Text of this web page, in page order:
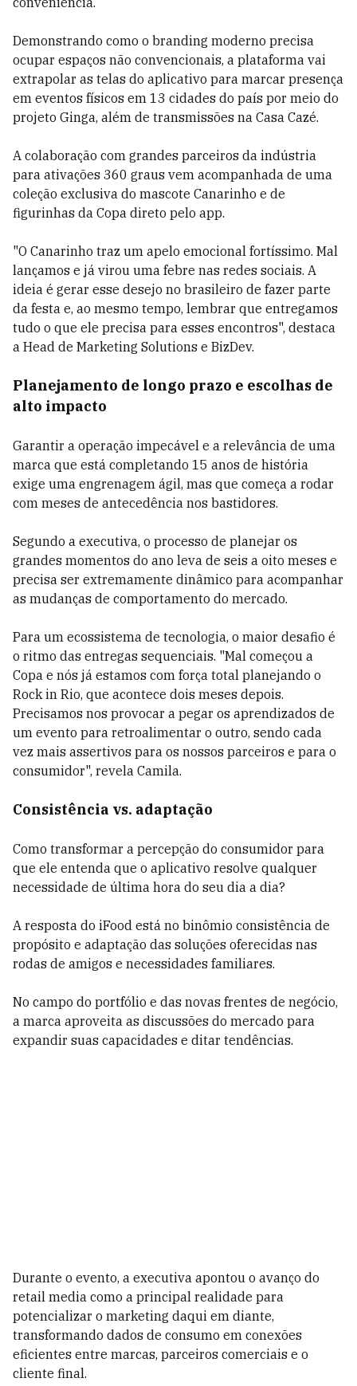
Demonstrando como o branding moderno precisa
ocupar espaços não convencionais, a plataforma vai
extrapolar as telas do aplicativo para marcar presença
em eventos físicos em 13 cidades do país por meio do
projeto Ginga, além de transmissões na Casa Cazé.
A colaboração com grandes parceiros da indústria
para ativações 360 graus vem acompanhada de uma
coleção exclusiva do mascote Canarinho e de
figurinhas da Copa direto pelo app.
"O Canarinho traz um apelo emocional fortíssimo. Mal
lançamos e já virou uma febre nas redes sociais. A
ideia é gerar esse desejo no brasileiro de fazer parte
da festa e, ao mesmo tempo, lembrar que entregamos
tudo o que ele precisa para esses encontros", destaca
a Head de Marketing Solutions e BizDev.
Planejamento de longo prazo e escolhas de
alto impacto
Garantir a operação impecável e a relevância de uma
marca que está completando 15 anos de história
exige uma engrenagem ágil, mas que começa a rodar
com meses de antecedência nos bastidores.
Segundo a executiva, o processo de planejar os
grandes momentos do ano leva de seis a oito meses e
precisa ser extremamente dinâmico para acompanhar
as mudanças de comportamento do mercado.
Para um ecossistema de tecnologia, o maior desafio é
o ritmo das entregas sequenciais. "Mal começou a
Copa e nós já estamos com força total planejando o
Rock in Rio, que acontece dois meses depois.
Precisamos nos provocar a pegar os aprendizados de
um evento para retroalimentar o outro, sendo cada
vez mais assertivos para os nossos parceiros e para o
consumidor", revela Camila.
Consistência vs. adaptação
Como transformar a percepção do consumidor para
que ele entenda que o aplicativo resolve qualquer
necessidade de última hora do seu dia a dia?
A resposta do iFood está no binômio consistência de
propósito e adaptação das soluções oferecidas nas
rodas de amigos e necessidades familiares.
No campo do portfólio e das novas frentes de negócio,
a marca aproveita as discussões do mercado para
expandir suas capacidades e ditar tendências.
Durante o evento, a executiva apontou o avanço do
retail media como a principal realidade para
potencializar o marketing daqui em diante,
transformando dados de consumo em conexões
eficientes entre marcas, parceiros comerciais e o
cliente final.